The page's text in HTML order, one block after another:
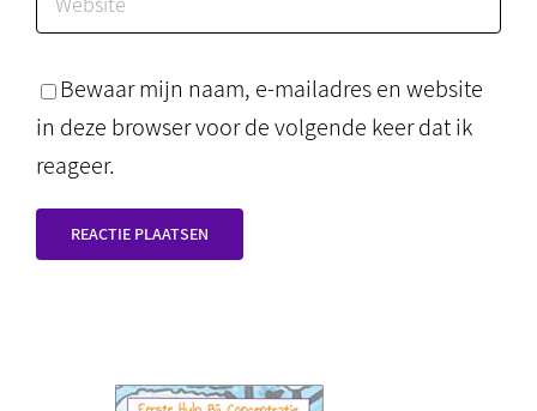
Bewaar mijn naam, e-mailadres en website
in deze browser voor de volgende keer dat ik
reageer.